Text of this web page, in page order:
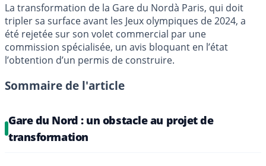
La transformation de la Gare du Nordà Paris, qui doit
tripler sa surface avant les Jeux olympiques de 2024, a
été rejetée sur son volet commercial par une
commission spécialisée, un avis bloquant en l’état
l’obtention d’un permis de construire.
Sommaire de l'article
Gare du Nord : un obstacle au projet de
transformation